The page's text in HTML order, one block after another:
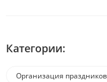
Категории:
Организация